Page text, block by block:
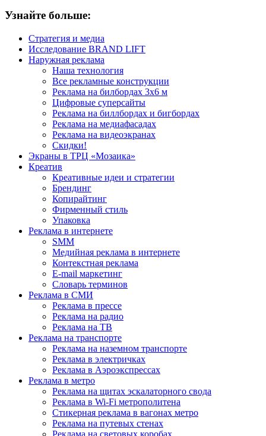
Узнайте больше:
Стратегия и медиа
Исследование BRAND LIFT
Наружная реклама
Наша технология
Все рекламные конструкции
Реклама на билбордах 3х6 м
Цифровые суперсайты
Реклама на биллбордах и бигбордах
Реклама на медиафасадах
Реклама на видеоэкранах
Скидки!
Экраны в ТРЦ «Мозаика»
Креатив
Креативные идеи и стратегии
Брендинг
Копирайтинг
Фирменный стиль
Упаковка
Реклама в интернете
SMM
Медийная реклама в интернете
Контекстная реклама
E-mail маркетинг
Словарь терминов
Реклама в СМИ
Реклама в прессе
Реклама на радио
Реклама на ТВ
Реклама на транспорте
Реклама на наземном транспорте
Реклама в электричках
Реклама в Аэроэкспрессах
Реклама в метро
Реклама на щитах эскалаторного свода
Реклама в Wi-Fi метрополитена
Стикерная реклама в вагонах метро
Реклама на путевых стенах
Реклама на световых коробах